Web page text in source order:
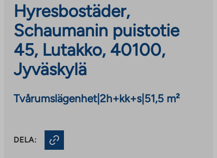
Hyresbostäder,
Schaumanin puistotie
45, Lutakko, 40100,
Jyväskylä
Tvårumslägenhet|2h+kk+s| 51,5 m²
DELA: